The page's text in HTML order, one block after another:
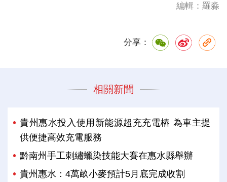
編輯：羅淼
分享：
相關新聞
貴州惠水投入使用新能源超充充電樁 為車主提
供便捷高效充電服務
黔南州手工刺繡蠟染技能大賽在惠水縣舉辦
貴州惠水：4萬畝小麥預計5月底完成收割